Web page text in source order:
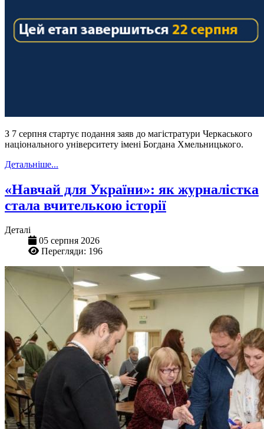
З 7 серпня стартує подання заяв до магістратури Черкаського
національного університету імені Богдана Хмельницького.
Детальніше...
«Навчай для України»: як журналістка
стала вчителькою історії
Деталі
05 серпня 2026
Перегляди: 196